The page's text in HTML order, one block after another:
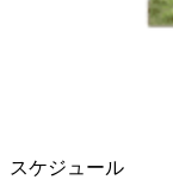
スケジュール